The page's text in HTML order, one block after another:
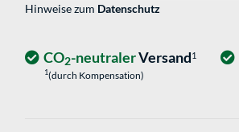
Hinweise zum Datenschutz
CO2-neutralerVersand1
1(durch Kompensation)